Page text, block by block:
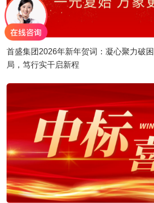
首盛集团2026年新年贺词：凝心聚力破困
局，笃行实干启新程